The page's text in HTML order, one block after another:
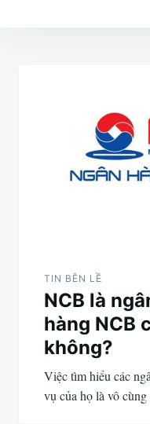
TIN BÊN LỀ
NCB là
hàng NCB
không?
Việc tìm hiểu các
vụ của họ là vô